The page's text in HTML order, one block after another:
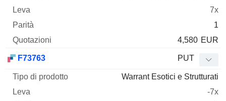
7x
1
4,580 EUR
F73763 PUT
Warrant Esotici e Strutturati
-7x